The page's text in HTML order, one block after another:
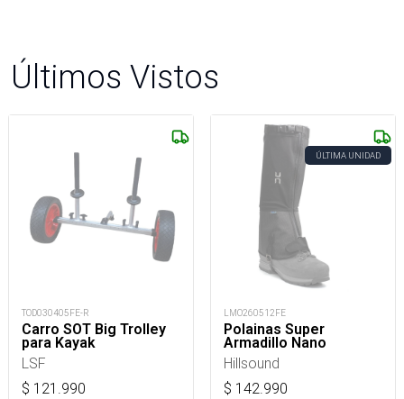
Últimos Vistos
TOD030405FE-R
Carro SOT Big Trolley
para Kayak
LSF
$ 121.990
ÚLTIMA UNIDAD
LMO260512FE
Polainas Super
Armadillo Nano
Hillsound
$ 142.990